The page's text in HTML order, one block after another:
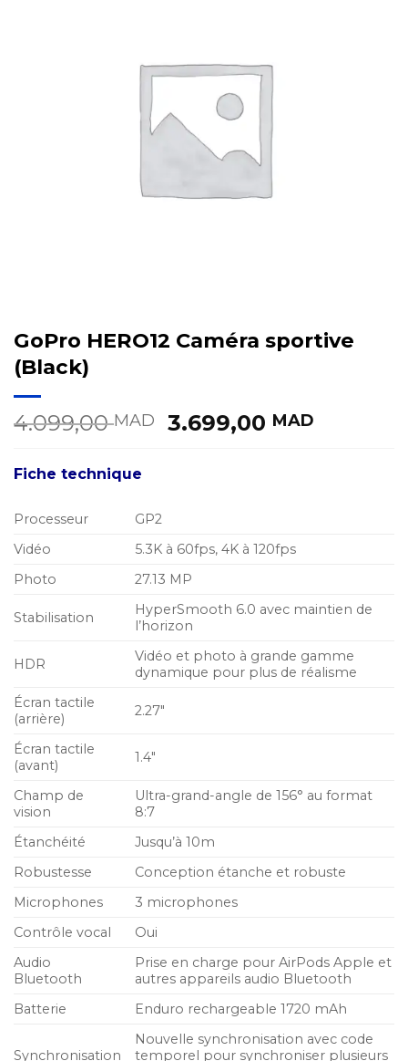
GoPro HERO12 Caméra sportive
(Black)
4.099,00MAD
Le
3.699,00 MAD
Fiche technique
Processeur
GP2
Vidéo
5.3K à 60fps, 4K à 120fps
Photo
27.13 MP
Stabilisation
HyperSmooth 6.0 avec maintien de
l’horizon
HDR
Vidéo et photo à grande gamme
dynamique pour plus de réalisme
Écran tactile
(arrière)
2.27″
Écran tactile
(avant)
1.4″
Champ de
vision
Ultra-grand-angle de 156° au format
8:7
Étanchéité
Jusqu’à 10m
Robustesse
Conception étanche et robuste
Microphones
3 microphones
Contrôle vocal
Oui
Audio
Bluetooth
Prise en charge pour AirPods Apple et
autres appareils audio Bluetooth
Batterie
Enduro rechargeable 1720 mAh
Synchronisation
Nouvelle synchronisation avec code
temporel pour synchroniser plusieurs